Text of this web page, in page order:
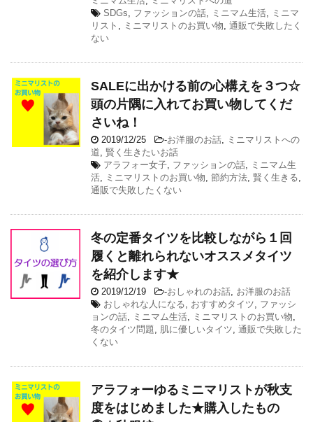
SDGs
ファッションの話 ミニマム生活
ミニマ
リスト
ミニマリストのお買い物 通販で失敗したく
ない
SALEに出かける前の心構えを３つ☆
頭の片隅に入れてお買い物してくだ
さいね！
2019/12/25 -お洋服のお話
ミニマリストへの
道
賢く生きたいお話
アラフォー女子 ファッションの話
ミニマム生
活
ミニマリストのお買い物 節約方法 賢く生きる
通販で失敗したくない
冬の定番タイツを比較しながら１回
履くと離れられないオススメタイツ
を紹介します★
2019/12/19 -おしゃれのお話 お洋服のお話
おしゃれな人になる
おすすめタイツ
ファッシ
ョンの話
ミニマム生活 ミニマリストのお買い物
冬のタイツ問題
肌に優しいタイツ 通販で失敗した
くない
アラフォーゆるミニマリストが秋支
度をはじめました★購入したもの